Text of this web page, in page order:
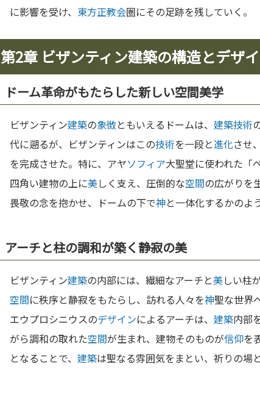
に影響を受け、 東方正教会圏にその足跡を残していく。
第2章 ビザンティン建築の構造とデザ
ドーム革命がもたらした新しい空間美学
ビザンティン建築の象徴ともいえるドームは、 建築技術
代に遡るが、ビザンティンはこの技術を一段と進化させ、
を完成させた。特に、アヤソフィア大聖堂に使われた「
四角い建物の上に美しく支え、圧倒的な空間の広がりを
畏敬の念を抱かせ、ドームの下で神と一体化するかのよ
アーチと柱の調和が築く静寂の美
ビザンティン建築の内部には、繊細なアーチと美しい柱
空間に秩序と静寂をもたらし、訪れる人々を神聖な世界
エウプロシニウスのデザインによるアーチは、 建築内部
がら調和の取れた空間が生まれ、建物そのものが信仰を
となることで、 建築は聖なる雰囲気をまとい、祈りの場